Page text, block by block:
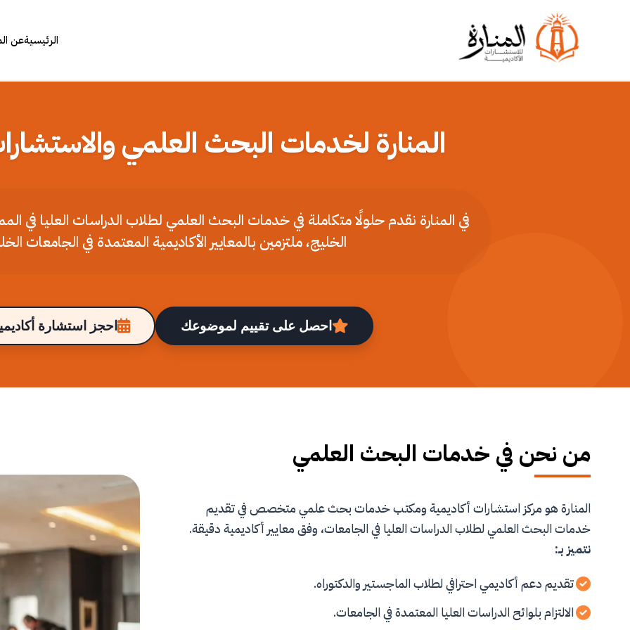
الرئيسيةعن
المنارة لخدمات البحث العلمي
في المنارة نقدم حلولًا متكاملة في خدمات البحث العلمي لطلاب الدراسات العليا في
الخليج، ملتزمين بالمعايير الأكاديمية المعتمدة في الجامعات
احصل على تقييم لموضوعك احجز استشارة
من نحن في خدمات البحث العلمي
المنارة هو مركز استشارات أكاديمية ومكتب خدمات بحث علمي متخصص في تقديم
خدمات البحث العلمي لطلاب الدراسات العليا في الجامعات، وفق معايير أكاديمية دقيقة.
نتميز بـ:
تقديم دعم أكاديمي احترافي لطلاب الماجستير والدكتوراه.
الالتزام بلوائح الدراسات العليا المعتمدة في الجامعات.